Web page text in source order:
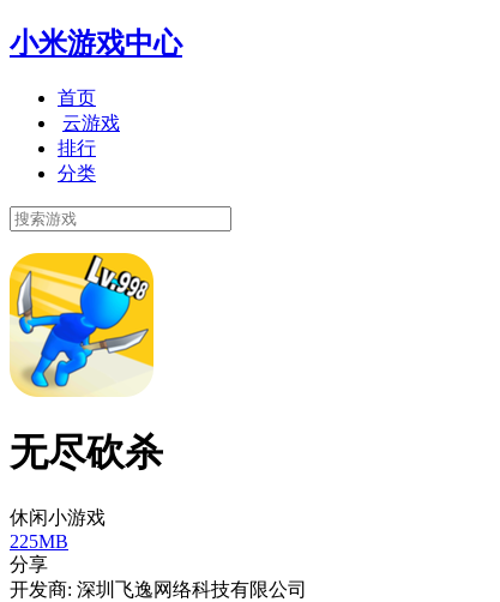
小米游戏中心
首页
云游戏
排行
分类
无尽砍杀
休闲小游戏
225MB
分享
开发商: 深圳飞逸网络科技有限公司